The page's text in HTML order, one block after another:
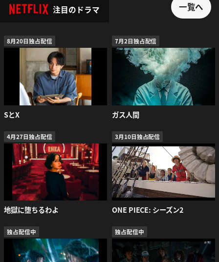
注目のドラマ 一覧へ
8月20日独占配信
SとX
7月2日独占配信
ガス人間
4月27日独占配信
地獄に堕ちるわよ
3月10日独占配信
ONE PIECE: シーズン2
独占配信中 独占配信中